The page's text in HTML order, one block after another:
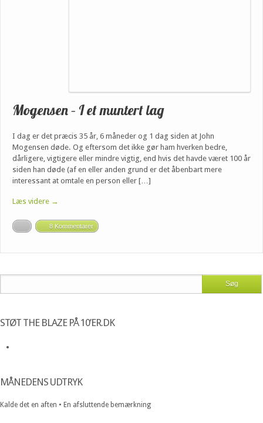
Mogensen – I et muntert lag
I dag er det præcis 35 år, 6 måneder og 1 dag siden at John
Mogensen døde. Og eftersom det ikke gør ham hverken bedre,
dårligere, vigtigere eller mindre vigtig, end hvis det havde været 100 år
siden han døde (af en eller anden grund er det åbenbart mere
interessant at omtale en person eller […]
Læs videre →
8 Kommentarer
STØT THE BLAZE PÅ 10’ER.DK
MÅNEDENS UDTRYK
Kalde det en aften • En afsluttende bemærkning